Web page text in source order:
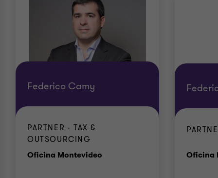
Federico Camy
PARTNER - TAX &
OUTSOURCING
Oficina Montevideo Oficina